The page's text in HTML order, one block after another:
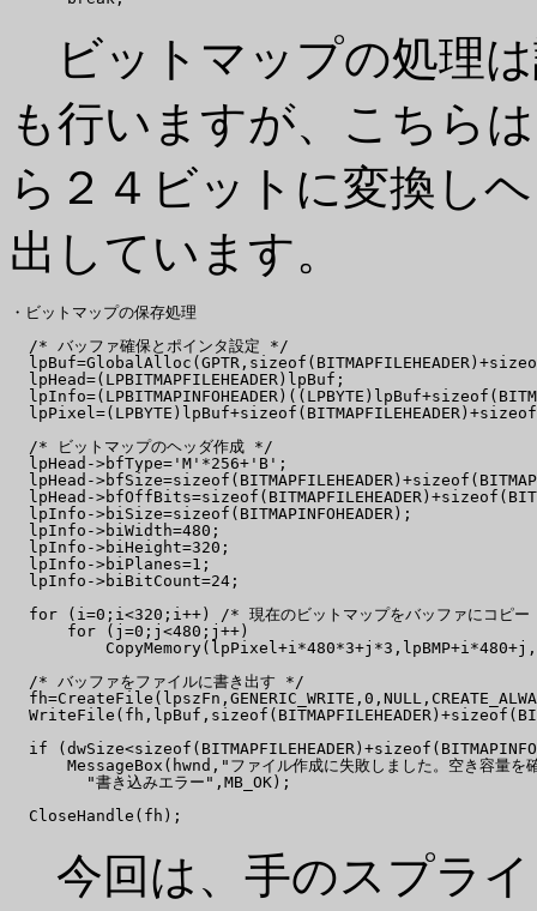
ビットマップの処理
も行いますが、こちら
ら２４ビットに変換し
出しています。
・ビットマップの保存処理
  /* バッファ確保とポインタ設定 */
  lpHead=(LPBITMAPFILEHEADER)lpBuf;
  /* ビットマップのヘッダ作成 */
  lpHead->bfType='M'*256+'B';
lpHead-
lpHead-
  lpInfo->biSize=sizeof(BITMAPINFOHEADER);
  lpInfo->biWidth=480;
  lpInfo->biHeight=320;
  lpInfo->biPlanes=1;
  lpInfo->biBitCount=24;
for (i=0;i<320;i++) /* 現在のビットマップをバッファにコピー
      for (j=0;j<480;j++)
  /* バッファをファイルに書き出す */
if
MessageBox(hwnd,"ファイル作成に失敗しました。空き容量を
        "書き込みエラー",MB_OK);
今回は、手のスプラ